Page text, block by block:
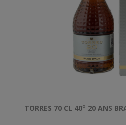
TORRES 70 CL 40° 20 ANS